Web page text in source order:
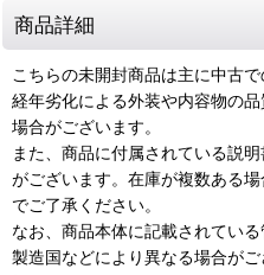
商品詳細
こちらの未開封商品は主に中古で
経年劣化による外装や内容物の
場合がございます。
また、商品に付属されている説
がございます。在庫が複数ある
でご了承ください。
なお、商品本体に記載されてい
製造国などにより異なる場合が